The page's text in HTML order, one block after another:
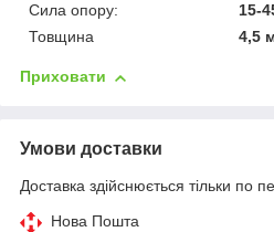
Сила опору:
15-
Товщина
4,5
Приховати
Умови доставки
Доставка здійснюється тільки по
Нова Пошта